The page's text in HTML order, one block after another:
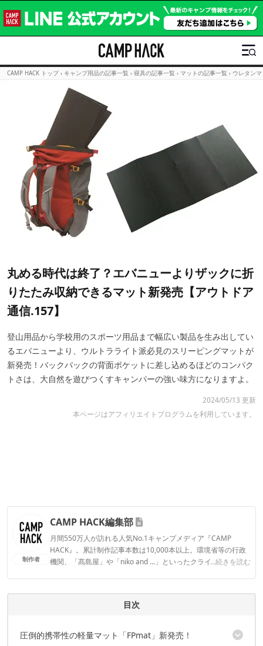
CAMP HACK トップ › キャンプ用品の記事一覧 › 寝具の記事一覧 › マットの記事一覧 › ウレタン
丸める時代は終了？エバニューよりザックに折
りたたみ収納できるマット新発売【アウトドア
通信.157】
登山用品から学校用のスポーツ用品まで幅広い製品を生み出してい
るエバニューより、ウルトラライト派必見のスリーピングマットが
新発売！バックパックの背面ポケットに差し込めるほどのコンパク
トさは、大自然を遊びつくすキャンパーの強い味方になりますよ。
2024/05/13 更新
本ページはアフィリエイトプログラムを利用しています。
制作者
CAMP HACK編集部
月間550万人が訪れる人気No.1キャンプメディア『CAMP
HACK』。累計制作記事本数は10,000本以上。環境省等の行政
機関、「髙島屋」や「niko and ...」といったクライアントとの
...続きを読む
CAMP HACK編集部のプロフィール
目次
圧倒的携帯性の軽量マット「FPmat」新発売！